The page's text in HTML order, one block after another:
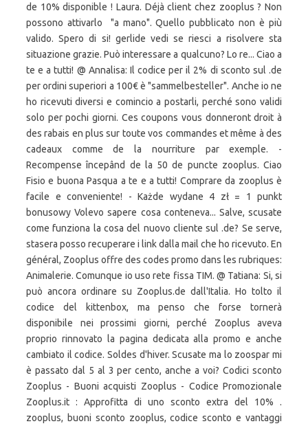
de 10% disponible ! Laura. Déjà client chez zooplus ? Non
possono attivarlo "a mano". Quello pubblicato non è più
valido. Spero di si! gerlide vedi se riesci a risolvere sta
situazione grazie. Può interessare a qualcuno? Lo re... Ciao a
te e a tutti! @ Annalisa: Il codice per il 2% di sconto sul .de
per ordini superiori a 100€ è "sammelbesteller". Anche io ne
ho ricevuti diversi e comincio a postarli, perché sono validi
solo per pochi giorni. Ces coupons vous donneront droit à
des rabais en plus sur toute vos commandes et même à des
cadeaux comme de la nourriture par exemple. -
Recompense începând de la 50 de puncte zooplus. Ciao
Fisio e buona Pasqua a te e a tutti! Comprare da zooplus è
facile e conveniente! - Każde wydane 4 zł = 1 punkt
bonusowy Volevo sapere cosa conteneva... Salve, scusate
come funziona la cosa del nuovo cliente sul .de? Se serve,
stasera posso recuperare i link dalla mail che ho ricevuto. En
général, Zooplus offre des codes promo dans les rubriques:
Animalerie. Comunque io uso rete fissa TIM. @ Tatiana: Si, si
può ancora ordinare su Zooplus.de dall'Italia. Ho tolto il
codice del kittenbox, ma penso che forse tornerà
disponibile nei prossimi giorni, perché Zooplus aveva
proprio rinnovato la pagina dedicata alla promo e anche
cambiato il codice. Soldes d'hiver. Scusate ma lo zoospar mi
è passato dal 5 al 3 per cento, anche a voi? Codici sconto
Zooplus - Buoni acquisti Zooplus - Codice Promozionale
Zooplus.it : Approfitta di uno sconto extra del 10% .
zooplus, buoni sconto zooplus, codice sconto e vantaggi